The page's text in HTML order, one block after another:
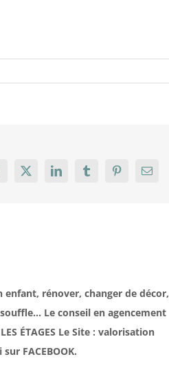
X LinkedInTumblrPinterestEmail
rénover, changer de décor,
Le conseil en agencement
ÉTAGES Le Site : valorisation
FACEBOOK.